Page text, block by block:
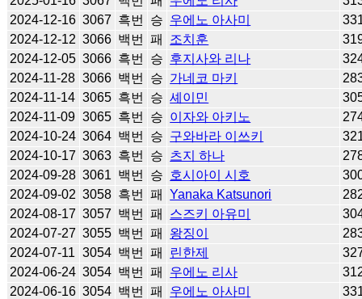
2024-12-16 3067 흑번 승 우에노 아사미
2024-12-12 3066 백번 패 조치훈
2024-12-05 3066 흑번 승 후지사와 리나
2024-11-28 3066 백번 승 가네코 마키
2024-11-14 3065 흑번 승 셰이민
2024-11-09 3065 흑번 승 이자와 아키노
2024-10-24 3064 백번 승 구와바라 이쓰키
2024-10-17 3063 흑번 승 츠지 하나
2024-09-28 3061 백번 승 호시아이 시호
2024-09-02 3058 흑번 패 Yanaka Katsunori
2024-08-17 3057 백번 패 스즈키 아유미
2024-07-27 3055 백번 패 왕징이
2024-07-11 3054 백번 패 린한제
2024-06-24 3054 백번 패 우에노 리사
2024-06-16 3054 백번 패 우에노 아사미